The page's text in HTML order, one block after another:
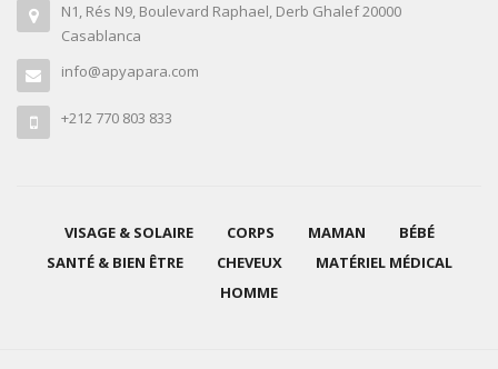
N1, Rés N9, Boulevard Raphael, Derb Ghalef 20000
Casablanca
info@apyapara.com
+212 770 803 833
VISAGE & SOLAIRE CORPS MAMAN
BÉBÉ
SANTÉ & BIEN ÊTRE
CHEVEUX
MATÉRIEL MÉDICAL
HOMME